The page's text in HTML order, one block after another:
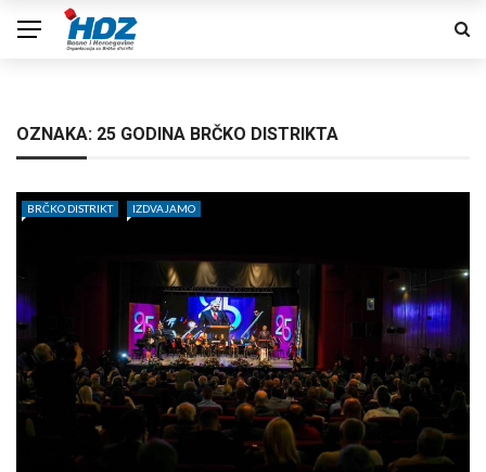
OZNAKA: 25 GODINA BRČKO DISTRIKTA
BRČKO DISTRIKT IZDVAJAMO